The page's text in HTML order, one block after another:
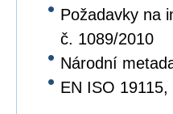
Požadavky na
č. 1089/2010
Národní
EN ISO